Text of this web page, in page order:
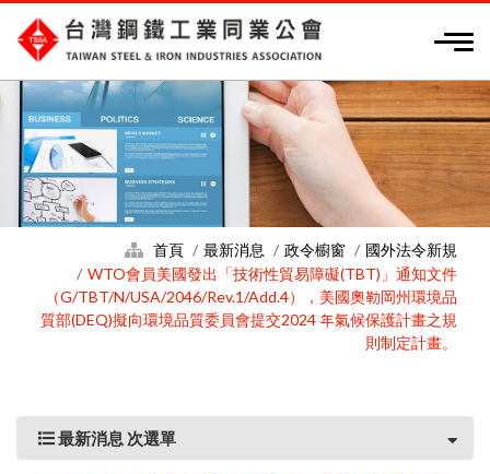
首頁 最新消息 政令櫥窗
國外法令新規
WTO會員美國發出「技術性貿易障礙(TBT)」通知文件
（G/TBT/N/USA/2046/Rev.1/Add.4），美國奧勒岡州環境品
質部(DEQ)擬向環境品質委員會提交2024 年氣候保護計畫之規
則制定計畫。
最新消息 次選單